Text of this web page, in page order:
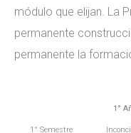
módulo que elijan. La
permanente
permanente la
1°
1° Semestre